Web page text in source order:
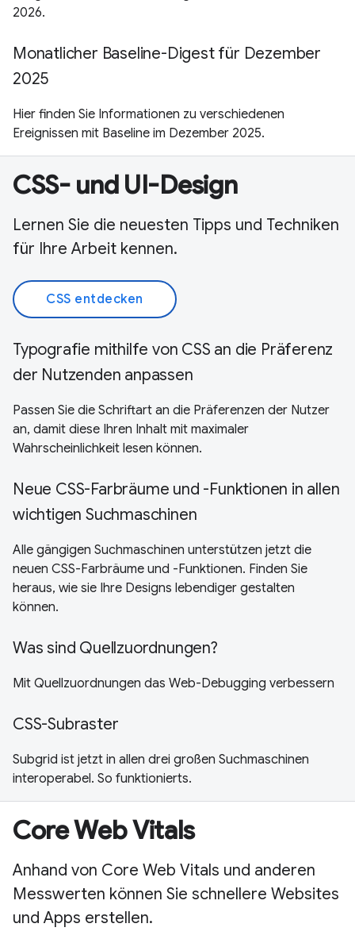
2026.
Monatlicher Baseline-Digest für Dezember
2025
Hier finden Sie Informationen zu verschiedenen
Ereignissen mit Baseline im Dezember 2025.
CSS- und UI-Design
Lernen Sie die neuesten Tipps und Techniken
für Ihre Arbeit kennen.
CSS entdecken
Typografie mithilfe von CSS an die Präferenz
der Nutzenden anpassen
Passen Sie die Schriftart an die Präferenzen der Nutzer
an, damit diese Ihren Inhalt mit maximaler
Wahrscheinlichkeit lesen können.
Neue CSS-Farbräume und -Funktionen in allen
wichtigen Suchmaschinen
Alle gängigen Suchmaschinen unterstützen jetzt die
neuen CSS-Farbräume und -Funktionen. Finden Sie
heraus, wie sie Ihre Designs lebendiger gestalten
können.
Was sind Quellzuordnungen?
Mit Quellzuordnungen das Web-Debugging verbessern
CSS-Subraster
Subgrid ist jetzt in allen drei großen Suchmaschinen
interoperabel. So funktionierts.
Core Web Vitals
Anhand von Core Web Vitals und anderen
Messwerten können Sie schnellere Websites
und Apps erstellen.